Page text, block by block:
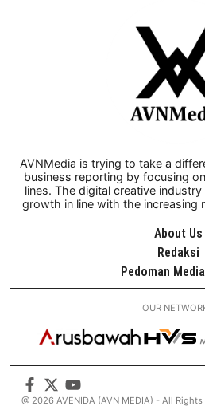
AVNMedia is trying to take a
business reporting by focusing
lines. The digital creative
growth in line with the increasing
About Us
Redaksi
Pedoman
OUR
@ 2026 AVENIDA (AVN MEDIA) - All